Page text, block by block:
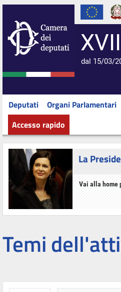
dal 15/03/
Deputati Organi Parlamentari
Accesso rapido
La
Vai alla home
Temi